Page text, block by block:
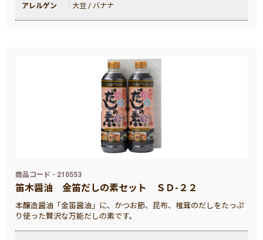
アレルゲン : 大豆 / バナナ
商品コード - 210553
笛木醤油金笛だしの素セット ＳＤ‐２２
本醸造醤油「金笛醤油」に、かつお節、昆布、椎茸のだしをたっぷ
り使った贅沢な万能だしの素です。